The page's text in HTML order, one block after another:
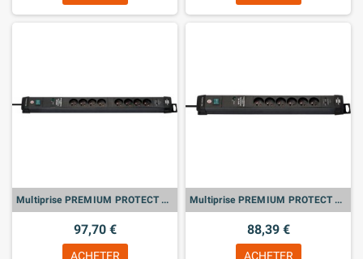
Multiprise PREMIUM PROTECT Noire, 8 prises + 2 prises USB, avec parafoudre
97,70 €
ACHETER
Multiprise PREMIUM PROTECT Noire, 6 prises + 2 prises USB, avec parafoudre
88,39 €
ACHETER